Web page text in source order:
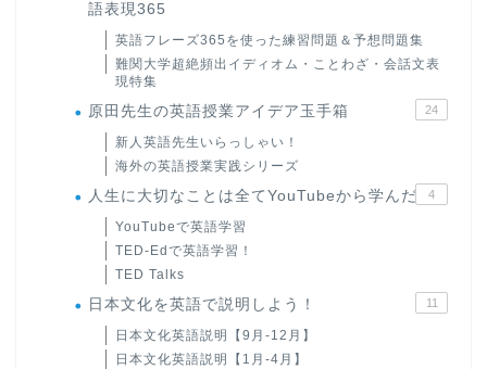
語表現365
英語フレーズ365を使った練習問題＆予想問題集
難関大学超絶頻出イディオム・ことわざ・会話文表
現特集
原田先生の英語授業アイデア玉手箱 24
新人英語先生いらっしゃい！
海外の英語授業実践シリーズ
人生に大切なことは全てYouTubeから学んだ 4
YouTubeで英語学習
TED-Edで英語学習！
TED Talks
日本文化を英語で説明しよう！ 11
日本文化英語説明【9月-12月】
日本文化英語説明【1月-4月】